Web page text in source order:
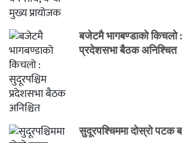
बजेटमै भागबण्डाको किचलो
प्रदेशसभा बैठक अनिश्चित
सुदूरपश्चिममा दोस्रो पटक